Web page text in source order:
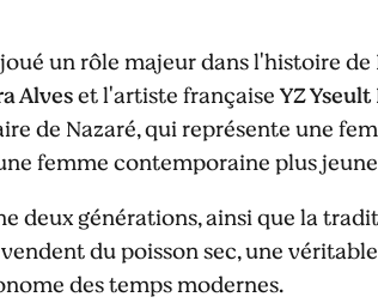
un rôle majeur dans l'histoire
Alveset l'artiste françaiseYZ
de Nazaré, qui représente une
femme contemporaine plus
deux générations, ainsi que la
du poisson sec, une
des temps modernes.